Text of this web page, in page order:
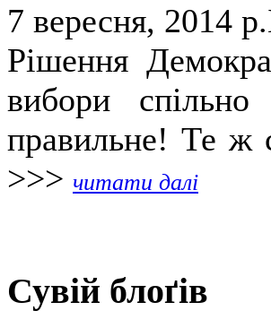
7 вересня, 2014
Рішення
вибори
правильне! Те ж
>>> читати далі
Сувій блоґів